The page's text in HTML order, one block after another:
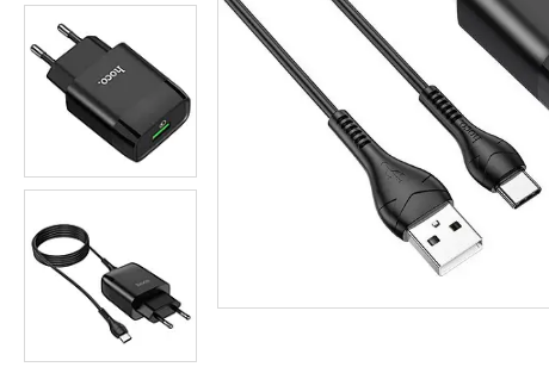
Ортопедичні товари
Бусини та фурнітура
Сумки та аксесуари
Товари для дому з дерева
Спортивний інвентар та
аксесуари
Товари для свят
Автомобільні аксесуари
Дерев'яні рейці
Футляри і органайзери для
ювелірних виробів
Ліхтарі